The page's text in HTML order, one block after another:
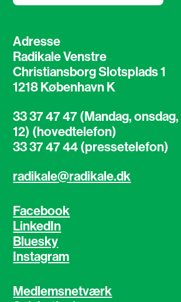
Adresse
Radikale Venstre
Christiansborg Slotsplads 1
1218 København K
33 37 47 47 (Mandag,
12) (hovedtelefon)
33 37 47 44 (pressetelefon)
radikale@radikale.dk
Facebook
LinkedIn
Bluesky
Instagram
Medlemsnetværk